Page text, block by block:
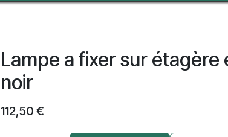
Lampe a fixer sur étagère
noir
112,50 €